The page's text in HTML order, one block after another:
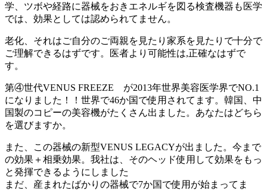
学、ツボや経路に器械をおきエネルギを図る検査機器も医学
では、効果としては認められてません。
老化、それはご自分のご両親を見たり家系を見たりで十分で
ご理解できるはずです。医者より可能性は,正確なはずで
す。
第④世代VENUS FREEZE が2013年世界美容医学界でNO.1
になりました！！世界で46か国で使用されてます。韓国、中
国製のコピーの美容機がたくさん出ました。あなたはどちら
を選びますか。
また、この器械の新型VENUS LEGACYが出ました。今まで
の効果＋相乗効果。我社は、そのヘッド使用して効果をもっ
と発揮できるようにしました
まだ、産まれたばかりの器械で7か国で使用が始まってま